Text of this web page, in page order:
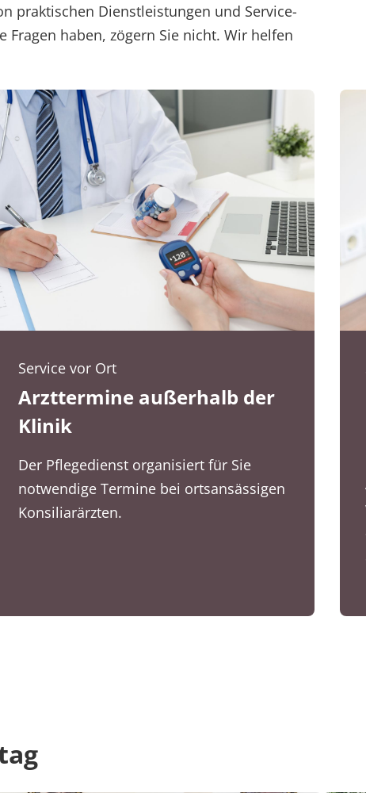
praktischen Dienstleistungen und Service-
Fragen haben, zögern Sie nicht. Wir helfen
Service vor Ort
Arzttermine außerhalb der
Klinik
Der Pflegedienst organisiert für Sie
notwendige Termine bei ortsansässigen
Konsiliarärzten.